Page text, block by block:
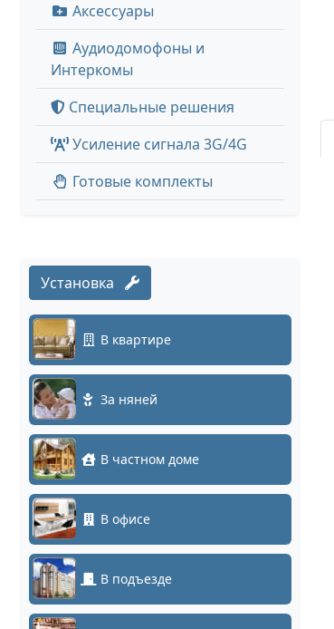
Аксессуары
Аудиодомофоны и
Интеркомы
Специальные решения
Усиление сигнала 3G/4G
Готовые комплекты
Установка
В квартире
За няней
В частном доме
В офисе
В подъезде